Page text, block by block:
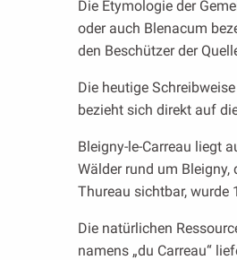
Die Etymologie der
oder auch Blenacum
den Beschützer der
Die heutige
bezieht sich direkt auf
Bleigny-le-Carreau liegt
Wälder rund um
Thureau sichtbar,
Die natürlichen
namens „du Carreau“